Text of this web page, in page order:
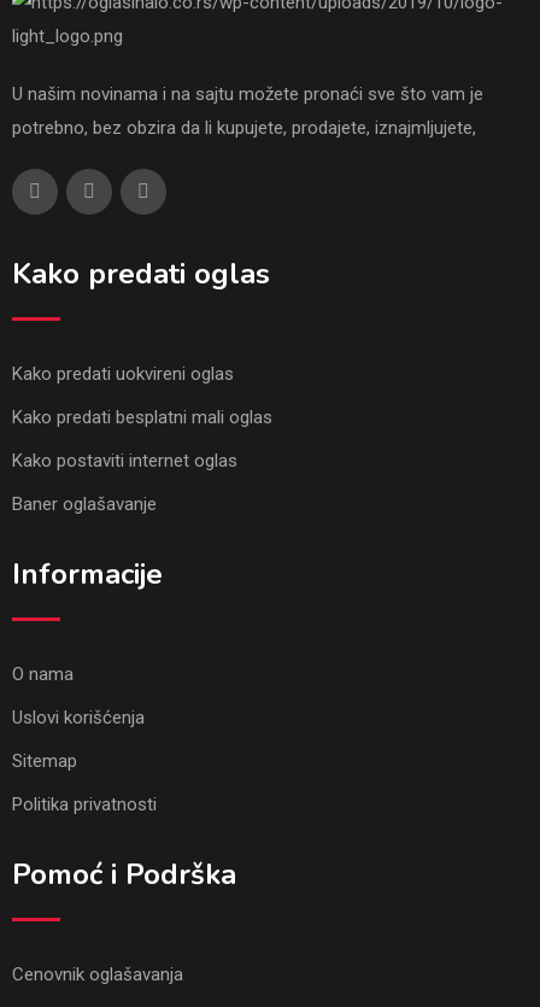
U našim novinama i na sajtu možete pronaći sve što vam je
potrebno, bez obzira da li kupujete, prodajete, iznajmljujete,
Kako predati oglas
Kako predati uokvireni oglas
Kako predati besplatni mali oglas
Kako postaviti internet oglas
Baner oglašavanje
Informacije
O nama
Uslovi korišćenja
Sitemap
Politika privatnosti
Pomoć i Podrška
Cenovnik oglašavanja